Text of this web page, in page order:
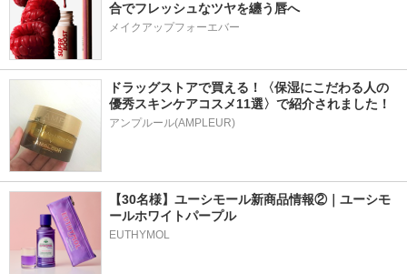
合でフレッシュなツヤを纏う唇へ
メイクアップフォーエバー
ドラッグストアで買える！〈保湿にこだわる人の
優秀スキンケアコスメ11選〉で紹介されました！
アンプルール(AMPLEUR)
【30名様】ユーシモール新商品情報②｜ユーシモ
ールホワイトパープル
EUTHYMOL